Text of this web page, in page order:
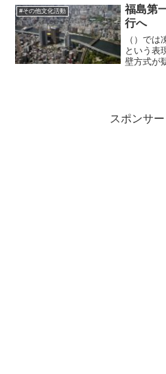
含めてそ
も含んで
#その他文化活動
福島第
行へ
（）では
という表
壁方式が
スポンサ